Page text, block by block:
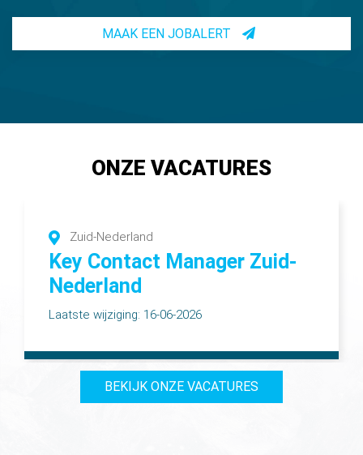
MAAK EEN JOBALERT
ONZE VACATURES
Zuid-Nederland
Key Contact Manager Zuid-
Nederland
Laatste wijziging: 16-06-2026
BEKIJK ONZE VACATURES